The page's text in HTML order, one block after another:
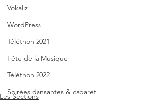
Vokaliz
WordPress
Téléthon 2021
Fête de la Musique
Téléthon 2022
Soirées dansantes & cabaret
Les Sections